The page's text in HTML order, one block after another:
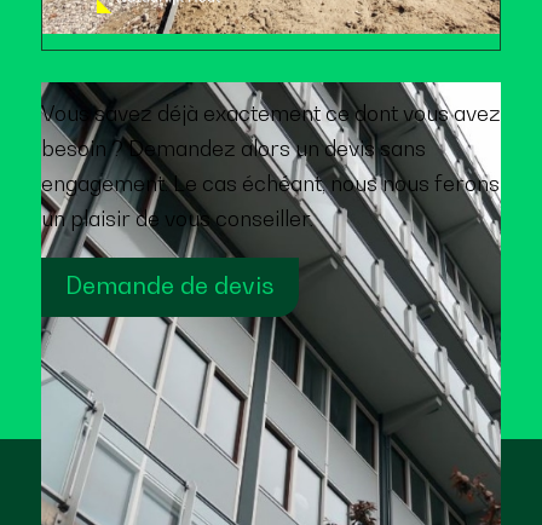
Vous savez déjà exactement ce dont vous avez
besoin ? Demandez alors un devis sans
engagement. Le cas échéant, nous nous ferons
un plaisir de vous conseiller.
Demande de devis